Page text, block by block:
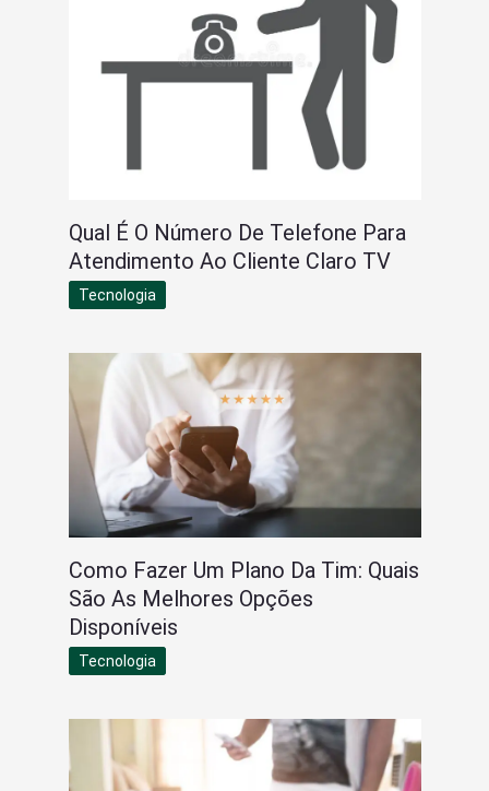
Qual É O Número De Telefone Para
Atendimento Ao Cliente Claro TV
Tecnologia
Como Fazer Um Plano Da Tim: Quais
São As Melhores Opções
Disponíveis
Tecnologia